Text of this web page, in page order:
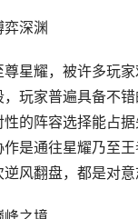
深渊
星耀，被许多玩
，玩家普遍具备不
性的阵容选择能占
是通往星耀乃至
风翻盘，都是对意